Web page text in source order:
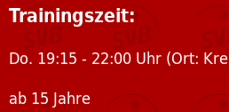
Fußball
Gesundheitssport
Trainingszeit:
Do. 19:15 - 22:00 Uhr (Ort:
ab 15 Jahre